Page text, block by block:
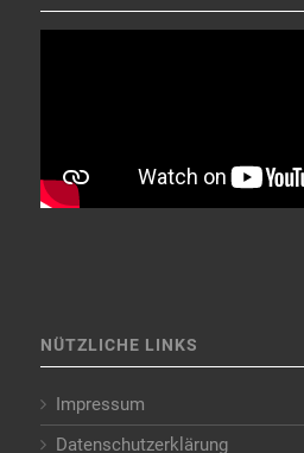
NÜTZLICHE LINKS
Impressum
Datenschutzerklärung